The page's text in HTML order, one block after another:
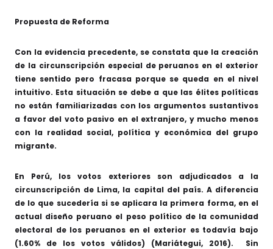
Propuesta de Reforma
Con la evidencia precedente, se constata que la creación
de la circunscripción especial de peruanos en el exterior
tiene sentido pero fracasa porque se queda en el nivel
intuitivo. Esta situación se debe a que las élites políticas
no están familiarizadas con los argumentos sustantivos
a favor del voto pasivo en el extranjero, y mucho menos
con la realidad social, política y económica del grupo
migrante.
En Perú, los votos exteriores son adjudicados a la
circunscripción de Lima, la capital del país. A diferencia
de lo que sucedería si se aplicara la primera forma, en el
actual diseño peruano el peso político de la comunidad
electoral de los peruanos en el exterior es todavía bajo
(1.60% de los votos válidos) (Mariátegui, 2016). Sin